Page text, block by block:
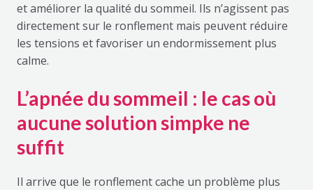
et améliorer la qualité du sommeil. Ils n’agissent pas
directement sur le ronflement mais peuvent réduire
les tensions et favoriser un endormissement plus
calme.
L’apnée du sommeil : le cas où
aucune solution simpke ne
suffit
Il arrive que le ronflement cache un problème plus